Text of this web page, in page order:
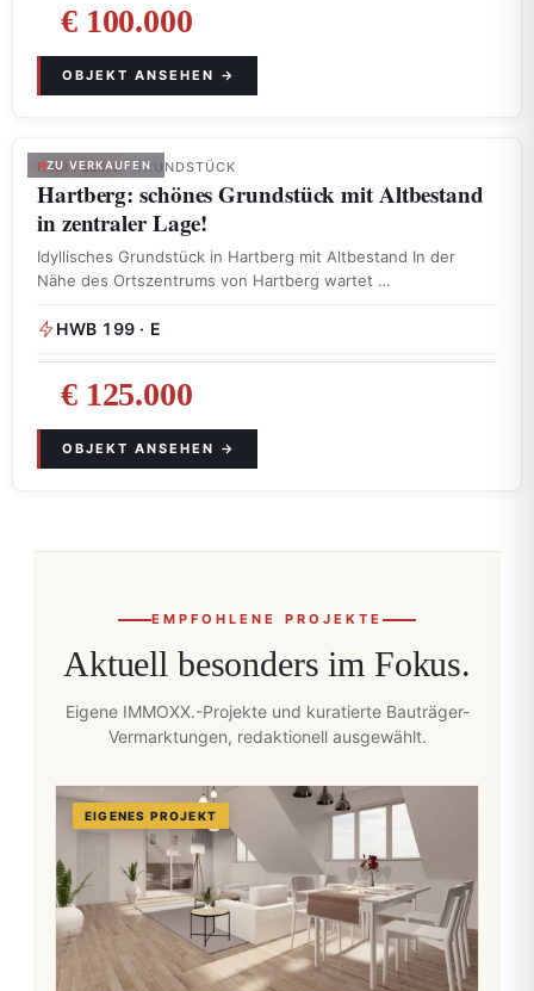
€ 100.000
ZU VERKAUFEN
HARTBERG· GRUNDSTÜCK
Hartberg: schönes Grundstück mit Altbestand
in zentraler Lage!
Idyllisches Grundstück in Hartberg mit Altbestand In der
Nähe des Ortszentrums von Hartberg wartet …
HWB 199 · E
€ 125.000
EMPFOHLENE PROJEKTE
Aktuell besonders im Fokus.
Eigene IMMOXX.-Projekte und kuratierte Bauträger-
Vermarktungen, redaktionell ausgewählt.
EIGENES PROJEKT